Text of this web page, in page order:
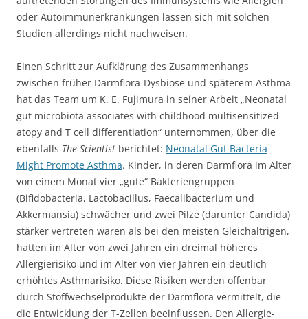
oder Autoimmunerkrankungen lassen sich mit solchen
Studien allerdings nicht nachweisen.
Einen Schritt zur Aufklärung des Zusammenhangs
zwischen früher Darmflora-Dysbiose und späterem Asthma
hat das Team um K. E. Fujimura in seiner Arbeit „Neonatal
gut microbiota associates with childhood multisensitized
atopy and T cell differentiation“ unternommen, über die
ebenfalls The Scientist berichtet: Neonatal Gut Bacteria
Might Promote Asthma. Kinder, in deren Darmflora im Alter
von einem Monat vier „gute“ Bakteriengruppen
(Bifidobacteria, Lactobacillus, Faecalibacterium und
Akkermansia) schwächer und zwei Pilze (darunter Candida)
stärker vertreten waren als bei den meisten Gleichaltrigen,
hatten im Alter von zwei Jahren ein dreimal höheres
Allergierisiko und im Alter von vier Jahren ein deutlich
erhöhtes Asthmarisiko. Diese Risiken werden offenbar
durch Stoffwechselprodukte der Darmflora vermittelt, die
die Entwicklung der T-Zellen beeinflussen. Den Allergie-